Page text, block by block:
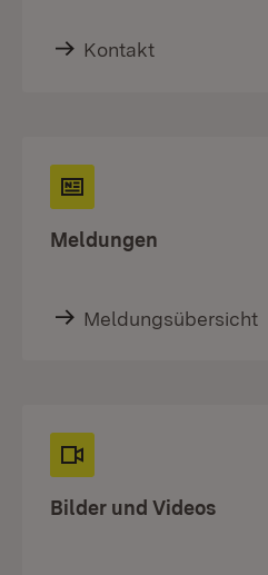
Kontakt
Meldungen
Meldungsübersicht
Bilder und Videos